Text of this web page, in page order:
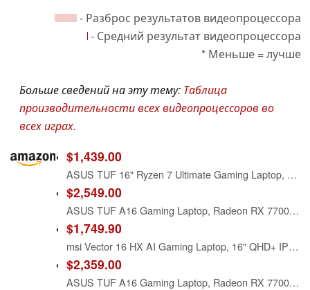
- Разброс результатов видеопроцессора
- Средний результат видеопроцессора
* Меньше = лучше
Больше сведений на эту тему: Таблица
производительности всех видеопроцессоров во
всех играх.
$1,439.00
ASUS TUF 16" Ryzen 7 Ultimate Gaming Laptop, 16" FHD+ 165Hz, AMD Ryzen 7 7735HS, AMD Radeon RX 7700S (Beats GeForce RTX 4060), 32GB DDR5 RAM, 1TB SSD, RGB Backlit KB, Wi-Fi 6, Windows 11 Home, Black
$2,549.00
ASUS TUF A16 Gaming Laptop, Radeon RX 7700S 8 GB(Beats RTX 4060), AMD Ryzen 7 7735HS(Up to 4.75 GHz, Beats i7-13620H), 16" FHD 165 Hz, 64 GB DDR5, 4 TB SSD, Wi-Fi 6, Windows 11 Pro, Accessories
$1,749.90
msi Vector 16 HX AI Gaming Laptop, 16" QHD+ IPS 240Hz,AMD Ryzen 9-8940HX Processor, GeForce RTX 5070 Ti, RGB Backlit, w/Mouse pad (Win 11, 16GB RAM | 1TB PCIe SSD)
$2,359.00
ASUS TUF A16 Gaming Laptop, Radeon RX 7700S 8 GB(Beats RTX 4060), AMD Ryzen 7 7735HS(Up to 4.75 GHz, Beats i7-13620H), 16" FHD 165 Hz, 64 GB DDR5, 2 TB SSD, Wi-Fi 6, Windows 11 Pro, Office 2024